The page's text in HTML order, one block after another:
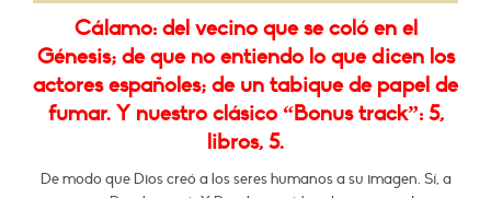
Cálamo: del vecino que se coló en el
Génesis; de que no entiendo lo que dicen los
actores españoles; de un tabique de papel de
fumar. Y nuestro clásico “Bonus track”: 5,
libros, 5.
De modo que Dios creó a los seres humanos a su imagen. Sí, a